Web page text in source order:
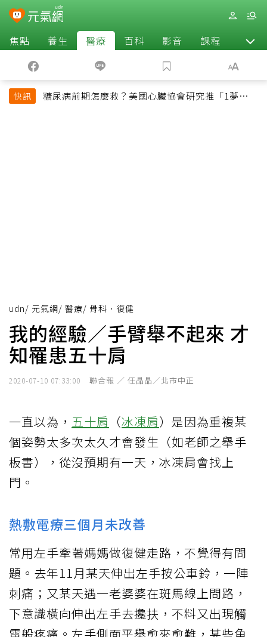
焦點 養生 醫療 百科 影音 課程 退休
快訊
糖尿病前期怎麼救？美國心臟協會研究推「1夢幻水
udn/ 元氣網/ 醫療/ 骨科．復健
我的經驗／手臂舉不起來 才
知罹患五十肩
2020-07-10 07:33:00 聯合報 ／ 任晶晶／北市中正
一直以為， 五十肩 （冰凍肩）是因為重複某
個姿勢太多次太久才會發生（如老師之舉手
板書），從沒預期有一天，冰凍肩會找上
門。
熱敷電療三個月未改善
常用左手牽著媽媽做復健走路，不覺得有問
題。去年11月某天伸出左手按公車鈴，一陣
刺痛；又某天遇一老婆婆在斑馬線上問路，
下意識橫向伸出左手去攙扶，不料又出現觸